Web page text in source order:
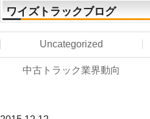
ワイズトラックブログ
Uncategorized
中古トラック業界動向